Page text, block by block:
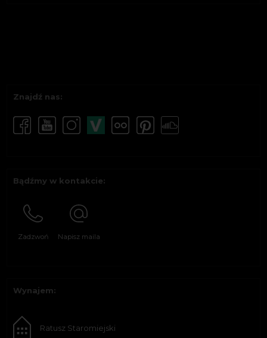
Znajdź nas:
Bądźmy w kontakcie:
Zadzwoń Napisz maila
Wynajem:
Ratusz Staromiejski